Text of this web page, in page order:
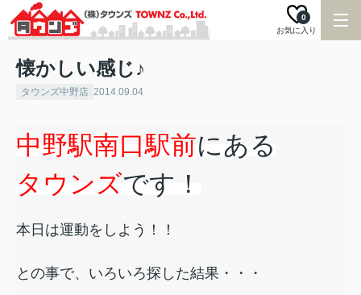
お気に入り
0
懐かしい感じ♪
タウンズ中野店 2014.09.04
中野駅南口駅前にある
タウンズです！
本日は運動をしよう！！
との事で、いろいろ探した結果・・・